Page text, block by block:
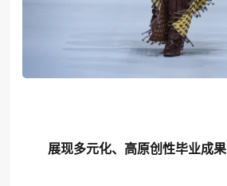
展现多元化、高原创性毕业成果